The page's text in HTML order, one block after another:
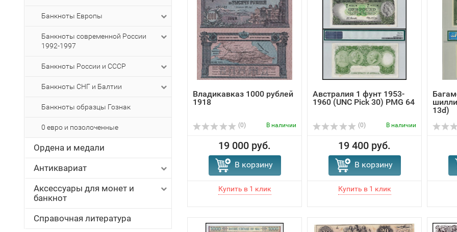
Банкноты Европы
Банкноты современной России
1992-1997
Банкноты России и СССР
Банкноты СНГ и Балтии
Банкноты образцы Гознак
0 евро и позолоченные
Ордена и медали
Антиквариат
Аксессуары для монет и
банкнот
Справочная литература
Владикавказ 1000 рублей
1918
(0) В наличии
19 000 руб.
В корзину
Австралия 1 фунт 1953-
1960 (UNC Pick 30) PMG 64
(0) В наличии
19 400 руб.
В корзину
13d)